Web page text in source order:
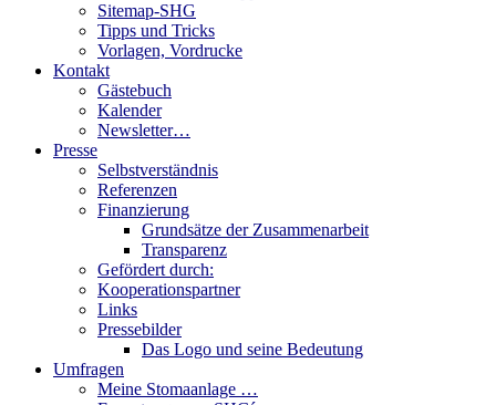
Sitemap-SHG
Tipps und Tricks
Vorlagen, Vordrucke
Kontakt
Gästebuch
Kalender
Newsletter…
Presse
Selbstverständnis
Referenzen
Finanzierung
Grundsätze der Zusammenarbeit
Transparenz
Gefördert durch:
Kooperationspartner
Links
Pressebilder
Das Logo und seine Bedeutung
Umfragen
Meine Stomaanlage …